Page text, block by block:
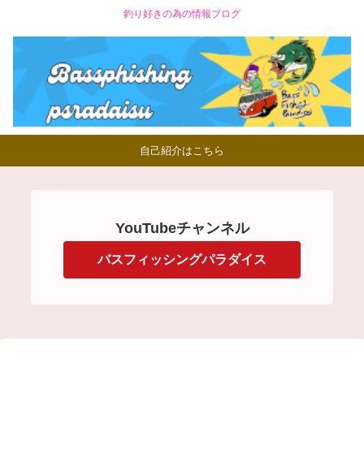
釣り好きの為の情報ブログ
自己紹介はこちら
YouTubeチャンネル
バスフィッシングパラダイス